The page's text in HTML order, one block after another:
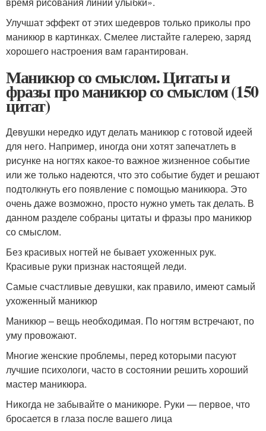
Улучшат эффект от этих шедевров только приколы про
маникюр в картинках. Смелее листайте галерею, заряд
хорошего настроения вам гарантирован.
Маникюр со смыслом. Цитаты и
фразы про маникюр со смыслом (150
цитат)
Девушки нередко идут делать маникюр с готовой идеей
для него. Например, иногда они хотят запечатлеть в
рисунке на ногтях какое-то важное жизненное событие
или же только надеются, что это событие будет и решают
подтолкнуть его появление с помощью маникюра. Это
очень даже возможно, просто нужно уметь так делать. В
данном разделе собраны цитаты и фразы про маникюр
со смыслом.
Без красивых ногтей не бывает ухоженных рук.
Красивые руки признак настоящей леди.
Самые счастливые девушки, как правило, имеют самый
ухоженный маникюр
Маникюр – вещь необходимая. По ногтям встречают, по
уму провожают.
Многие женские проблемы, перед которыми пасуют
лучшие психологи, часто в состоянии решить хороший
мастер маникюра.
Никогда не забывайте о маникюре. Руки — первое, что
бросается в глаза после вашего лица